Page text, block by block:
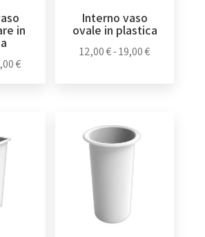
in
€Fascia
Interno vaso
ovale in plastica
12,00€-19,00€Fascia